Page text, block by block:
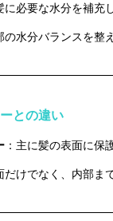
に必要な水分を補充
の水分バランスを整
との違い
：主に髪の表面に
だけでなく、内部ま